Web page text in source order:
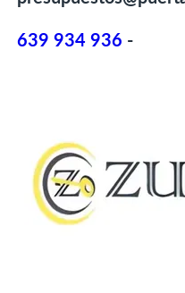
639 934 936 -